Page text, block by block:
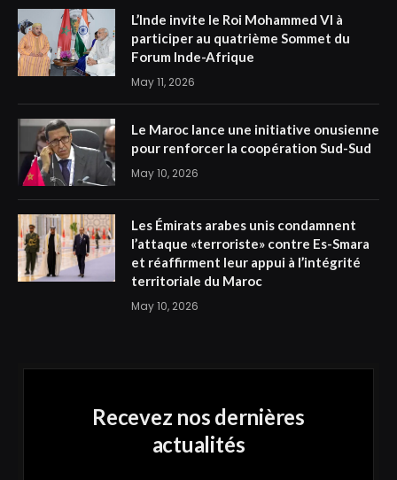
L’Inde invite le Roi Mohammed VI à
participer au quatrième Sommet du
Forum Inde-Afrique
May 11, 2026
Le Maroc lance une initiative onusienne
pour renforcer la coopération Sud-Sud
May 10, 2026
Les Émirats arabes unis condamnent
l’attaque «terroriste» contre Es-Smara
et réaffirment leur appui à l’intégrité
territoriale du Maroc
May 10, 2026
Recevez nos dernières
actualités